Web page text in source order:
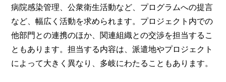
病院感染管理、公衆衛生活動など、プログラムへの提言
など、幅広く活動を求められます。プロジェクト内での
他部門との連携のほか、関連組織との交渉を担当するこ
ともあります。担当する内容は、派遣地やプロジェクト
によって大きく異なり、多岐にわたることもあります。